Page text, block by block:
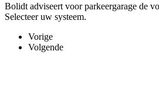
Bolidt adviseert voor parkeergarage de
Selecteer uw systeem.
Vorige
Volgende